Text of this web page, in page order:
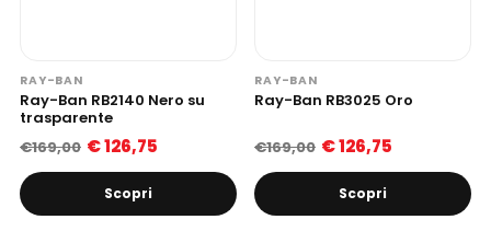
RAY-BAN
Ray-Ban RB2140 Nero su
trasparente
€169,00 € 126,75
Scopri
RAY-BAN
Ray-Ban RB3025 Oro
€169,00 € 126,75
Scopri